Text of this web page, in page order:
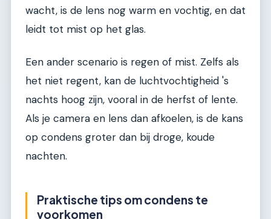
wacht, is de lens nog warm en vochtig, en dat
leidt tot mist op het glas.
Een ander scenario is regen of mist. Zelfs als
het niet regent, kan de luchtvochtigheid 's
nachts hoog zijn, vooral in de herfst of lente.
Als je camera en lens dan afkoelen, is de kans
op condens groter dan bij droge, koude
nachten.
Praktische tips om condens te
voorkomen